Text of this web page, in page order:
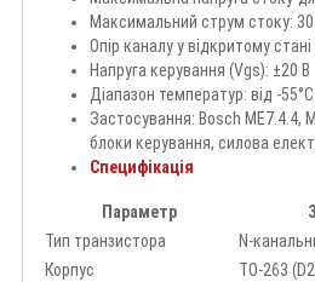
Максимальний струм стоку:
Опір каналу у відкритому
Напруга керування (Vgs): ±20 В
Діапазон температур: від -
Застосування: Bosch ME7.4.4,
блоки керування, силова
Специфікація
Параметр
Тип транзистора
N-
Корпус
TO-263